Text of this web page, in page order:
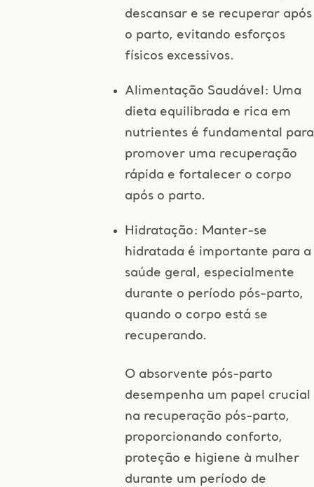
descansar e se recuperar após
o parto, evitando esforços
físicos excessivos.
Alimentação Saudável: Uma
dieta equilibrada e rica em
nutrientes é fundamental para
promover uma recuperação
rápida e fortalecer o corpo
após o parto.
Hidratação: Manter-se
hidratada é importante para a
saúde geral, especialmente
durante o período pós-parto,
quando o corpo está se
recuperando.
O absorvente pós-parto
desempenha um papel crucial
na recuperação pós-parto,
proporcionando conforto,
proteção e higiene à mulher
durante um período de